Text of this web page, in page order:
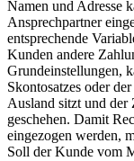
Namen und Adresse
Ansprechpartner
entsprechende
Kunden andere
Grundeinstellungen,
Skontosatzes oder
Ausland sitzt und der
geschehen. Damit
eingezogen werden,
Soll der Kunde vom